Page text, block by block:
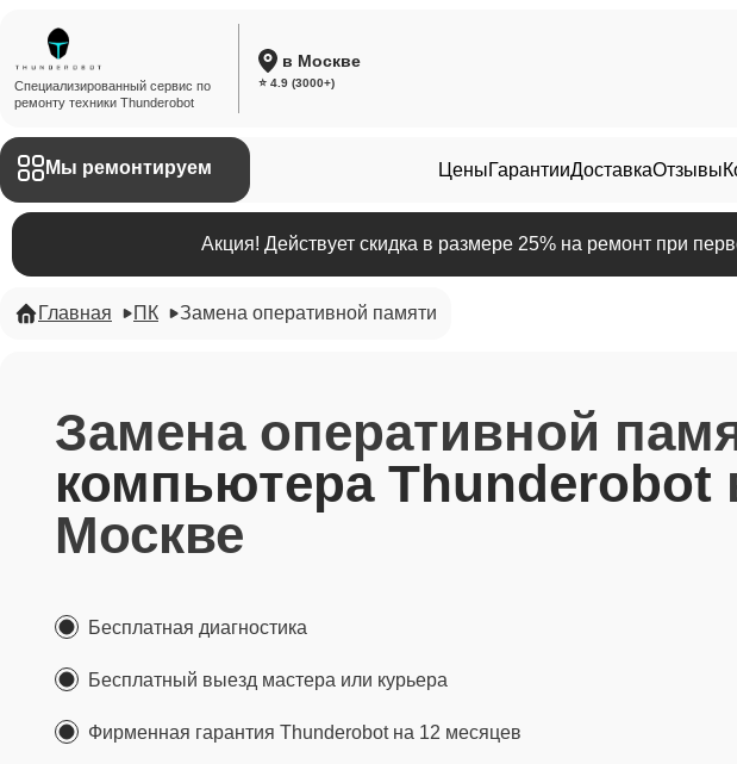
Специализированный сервис по
ремонту техники Thunderobot
в Москве
⭐ 4.9 (3000+)
Мы ремонтируем ЦеныГарантииДоставкаОтзывы
Акция! Действует скидка в размере 25% на ремонт при
Главная ПК Замена оперативной памяти
Замена оперативной
компьютера Thunderobot
Москве
Бесплатная диагностика
Бесплатный выезд мастера или курьера
Фирменная гарантия Thunderobot на 12 месяцев